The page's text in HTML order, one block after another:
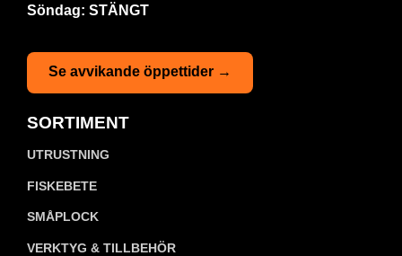
Söndag: STÄNGT
Se avvikande öppettider →
SORTIMENT
UTRUSTNING
FISKEBETE
SMÅPLOCK
VERKTYG & TILLBEHÖR